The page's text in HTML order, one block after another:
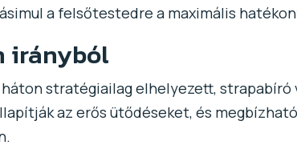
a felsőtestedre a maximális
irányból
stratégiailag elhelyezett,
az erős ütődéseket, és